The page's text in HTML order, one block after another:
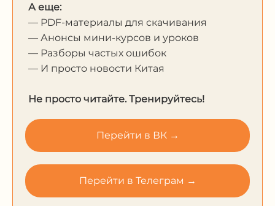
А еще:
— PDF-материалы для скачивания
— Анонсы мини-курсов и уроков
— Разборы частых ошибок
— И просто новости Китая
Не просто читайте. Тренируйтесь!
Перейти в ВК →
Перейти в Телеграм →